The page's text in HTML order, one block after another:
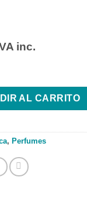
inc.
cantidad
AL CARRITO
, Perfumes